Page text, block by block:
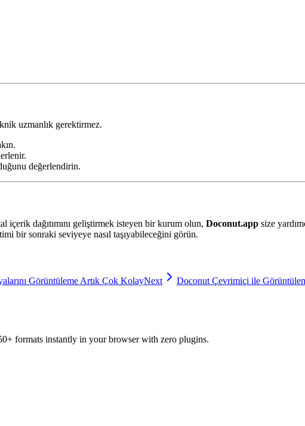
uzmanlık gerektirmez.
değerlendirin.
içerik dağıtımını geliştirmek isteyen bir kurum olun, Doconut.app size
bir sonraki seviyeye nasıl taşıyabileceğini görün.
Görüntüleme Artık Çok KolayNext
Doconut Çevrimiçi ile
formats instantly in your browser with zero plugins.